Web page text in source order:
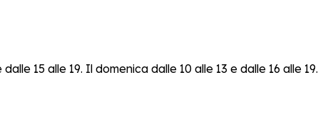
15 alle 19. Il domenica dalle 10 alle 13 e dalle 16 alle 19.